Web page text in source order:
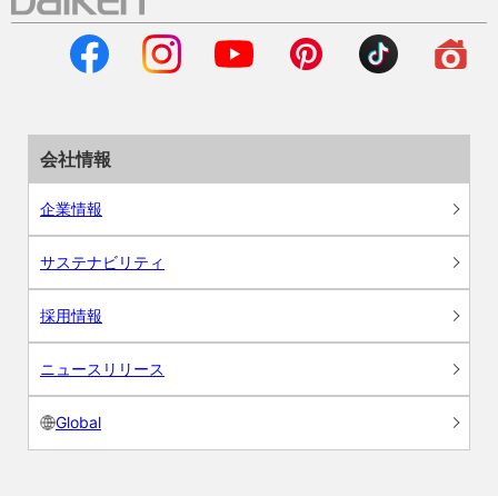
会社情報
企業情報
サステナビリティ
採用情報
ニュースリリース
Global